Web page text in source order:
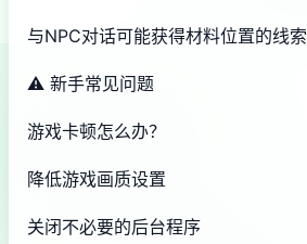
与NPC对话可能获得材料位置的线索
⚠️ 新手常见问题
游戏卡顿怎么办？
降低游戏画质设置
关闭不必要的后台程序